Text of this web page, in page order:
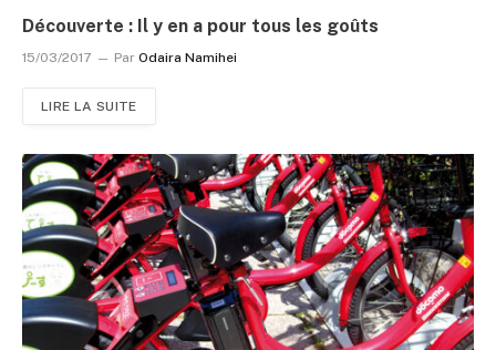
Découverte : Il y en a pour tous les goûts
15/03/2017 Par Odaira Namihei
LIRE LA SUITE